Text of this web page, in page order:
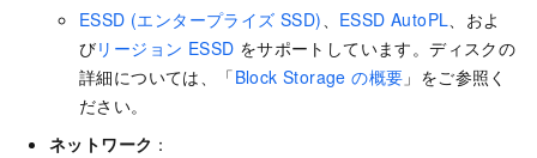
ESSD (エンタープライズ SSD)、 ESSD AutoPL、およ
びリージョン ESSD をサポートしています。ディスクの
詳細については、「Block Storage の概要 」をご参照く
ださい。
ネットワーク ：